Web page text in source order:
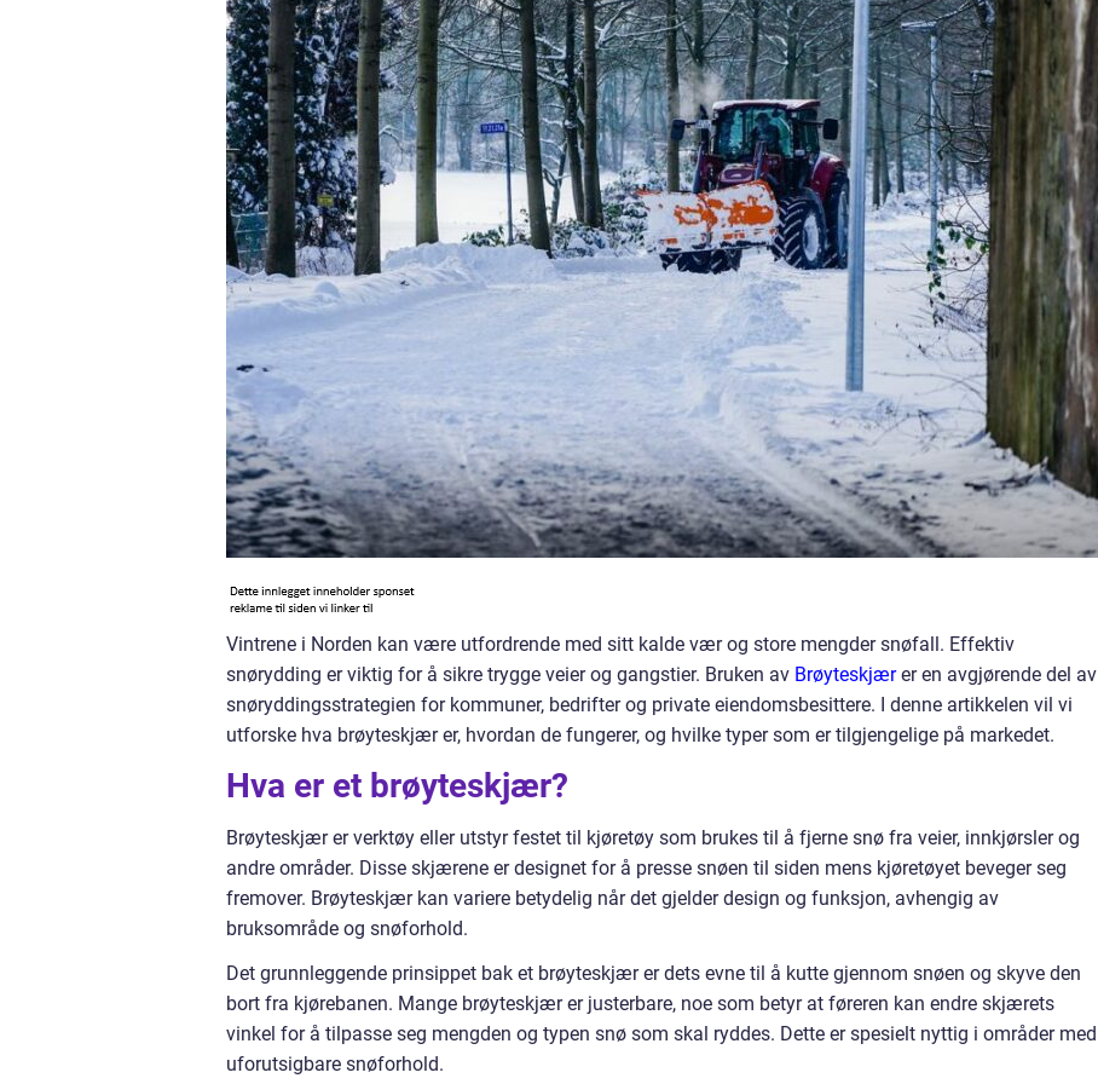
Vintrene i Norden kan være utfordrende med sitt kalde vær og store mengder snøfall. Effektiv
snørydding er viktig for å sikre trygge veier og gangstier. Bruken av Brøyteskjærer en avgjørende del av
snøryddingsstrategien for kommuner, bedrifter og private eiendomsbesittere. I denne artikkelen vil vi
utforske hva brøyteskjær er, hvordan de fungerer, og hvilke typer som er tilgjengelige på markedet.
Hva er et brøyteskjær?
Brøyteskjær er verktøy eller utstyr festet til kjøretøy som brukes til å fjerne snø fra veier, innkjørsler og
andre områder. Disse skjærene er designet for å presse snøen til siden mens kjøretøyet beveger seg
fremover. Brøyteskjær kan variere betydelig når det gjelder design og funksjon, avhengig av
bruksområde og snøforhold.
Det grunnleggende prinsippet bak et brøyteskjær er dets evne til å kutte gjennom snøen og skyve den
bort fra kjørebanen. Mange brøyteskjær er justerbare, noe som betyr at føreren kan endre skjærets
vinkel for å tilpasse seg mengden og typen snø som skal ryddes. Dette er spesielt nyttig i områder med
uforutsigbare snøforhold.